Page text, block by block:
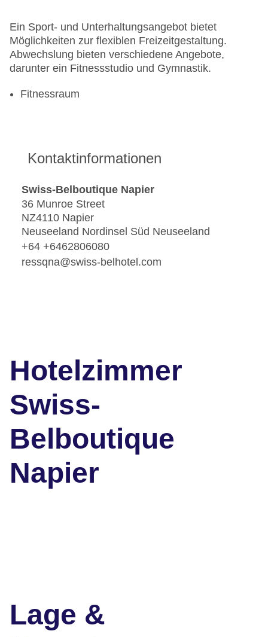
Ein Sport- und Unterhaltungsangebot bietet
Möglichkeiten zur flexiblen Freizeitgestaltung.
Abwechslung bieten verschiedene Angebote,
darunter ein Fitnessstudio und Gymnastik.
Fitnessraum
Kontaktinformationen
Swiss-Belboutique Napier
36 Munroe Street
NZ4110 Napier
Neuseeland Nordinsel Süd Neuseeland
+64 +6462806080
ressqna@swiss-belhotel.com
Hotelzimmer
Swiss-
Belboutique
Napier
Lage &